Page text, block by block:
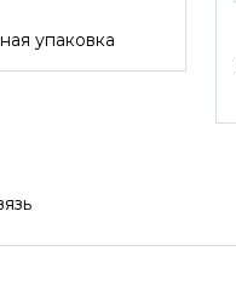
упаковка